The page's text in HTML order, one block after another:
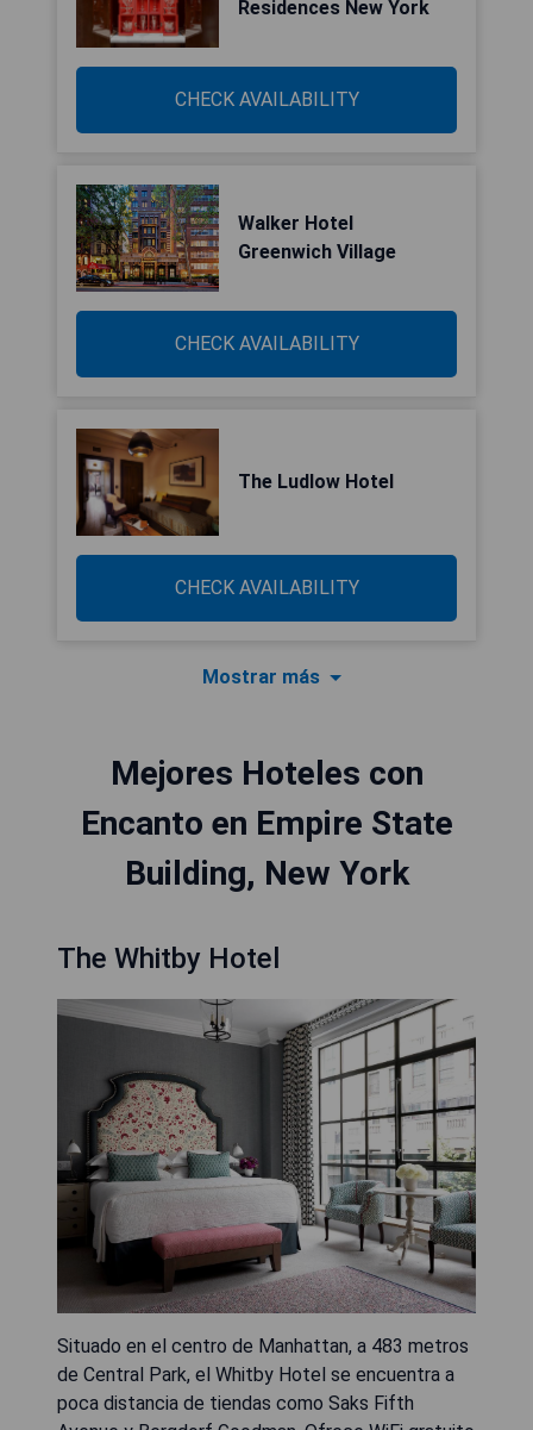
Residences New York
CHECK AVAILABILITY
Walker Hotel
Greenwich Village
CHECK AVAILABILITY
The Ludlow Hotel
CHECK AVAILABILITY
Mostrar más
Mejores Hoteles con
Encanto en Empire State
Building, New York
The Whitby Hotel
Situado en el centro de Manhattan, a 483 metros
de Central Park, el Whitby Hotel se encuentra a
poca distancia de tiendas como Saks Fifth